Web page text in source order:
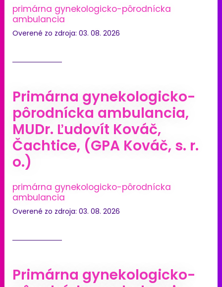
primárna gynekologicko-pôrodnícka
ambulancia
Overené zo zdroja: 03. 08. 2026
Primárna gynekologicko-
pôrodnícka ambulancia,
MUDr. Ľudovít Kováč,
Čachtice, (GPA Kováč, s. r.
o.)
primárna gynekologicko-pôrodnícka
ambulancia
Overené zo zdroja: 03. 08. 2026
Primárna gynekologicko-